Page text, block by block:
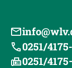
0251/
0251/